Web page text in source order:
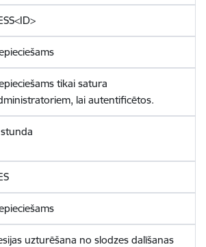
tikai satura
lai autentificētos.
uzturēšana no slodzes dalīšanas